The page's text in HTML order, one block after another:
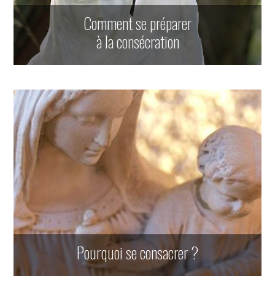
Comment se préparer
à la consécration
Pourquoi se consacrer ?